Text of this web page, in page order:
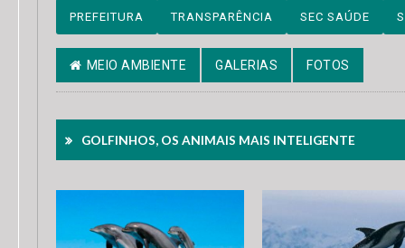
PREFEITURA TRANSPARÊNCIA SEC SAÚDE
MEIO AMBIENTE GALERIAS FOTOS
GOLFINHOS, OS ANIMAIS MAIS INTELIGENTE